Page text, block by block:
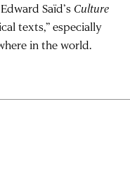
Saïd’s Culture
texts,” especially
in the world.